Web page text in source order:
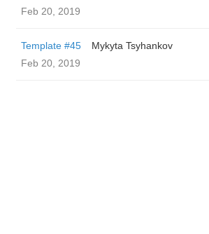
Feb 20, 2019
Template #45
Mykyta Tsyhankov
Feb 20, 2019